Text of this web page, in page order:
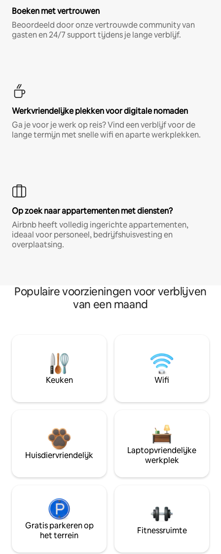
Boeken met vertrouwen
Beoordeeld door onze vertrouwde community van
gasten en 24/7 support tijdens je lange verblijf.
Werkvriendelijke plekken voor digitale nomaden
Ga je voor je werk op reis? Vind een verblijf voor de
lange termijn met snelle wifi en aparte werkplekken.
Op zoek naar appartementen met diensten?
Airbnb heeft volledig ingerichte appartementen,
ideaal voor personeel, bedrijfshuisvesting en
overplaatsing.
Populaire voorzieningen voor verblijven
van een maand
Keuken Wifi
Huisdiervriendelijk
Laptopvriendelijke
werkplek
Gratis parkeren op
het terrein
Fitnessruimte